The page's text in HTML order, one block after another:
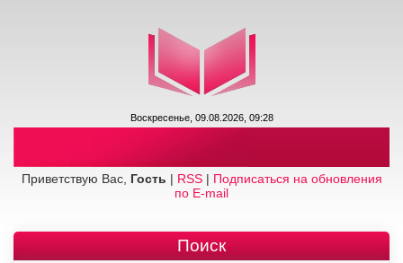
Воскресенье, 09.08.2026, 09:28
Приветствую Вас, Гость | RSS| Подписаться на обновления
по E-mail
Поиск